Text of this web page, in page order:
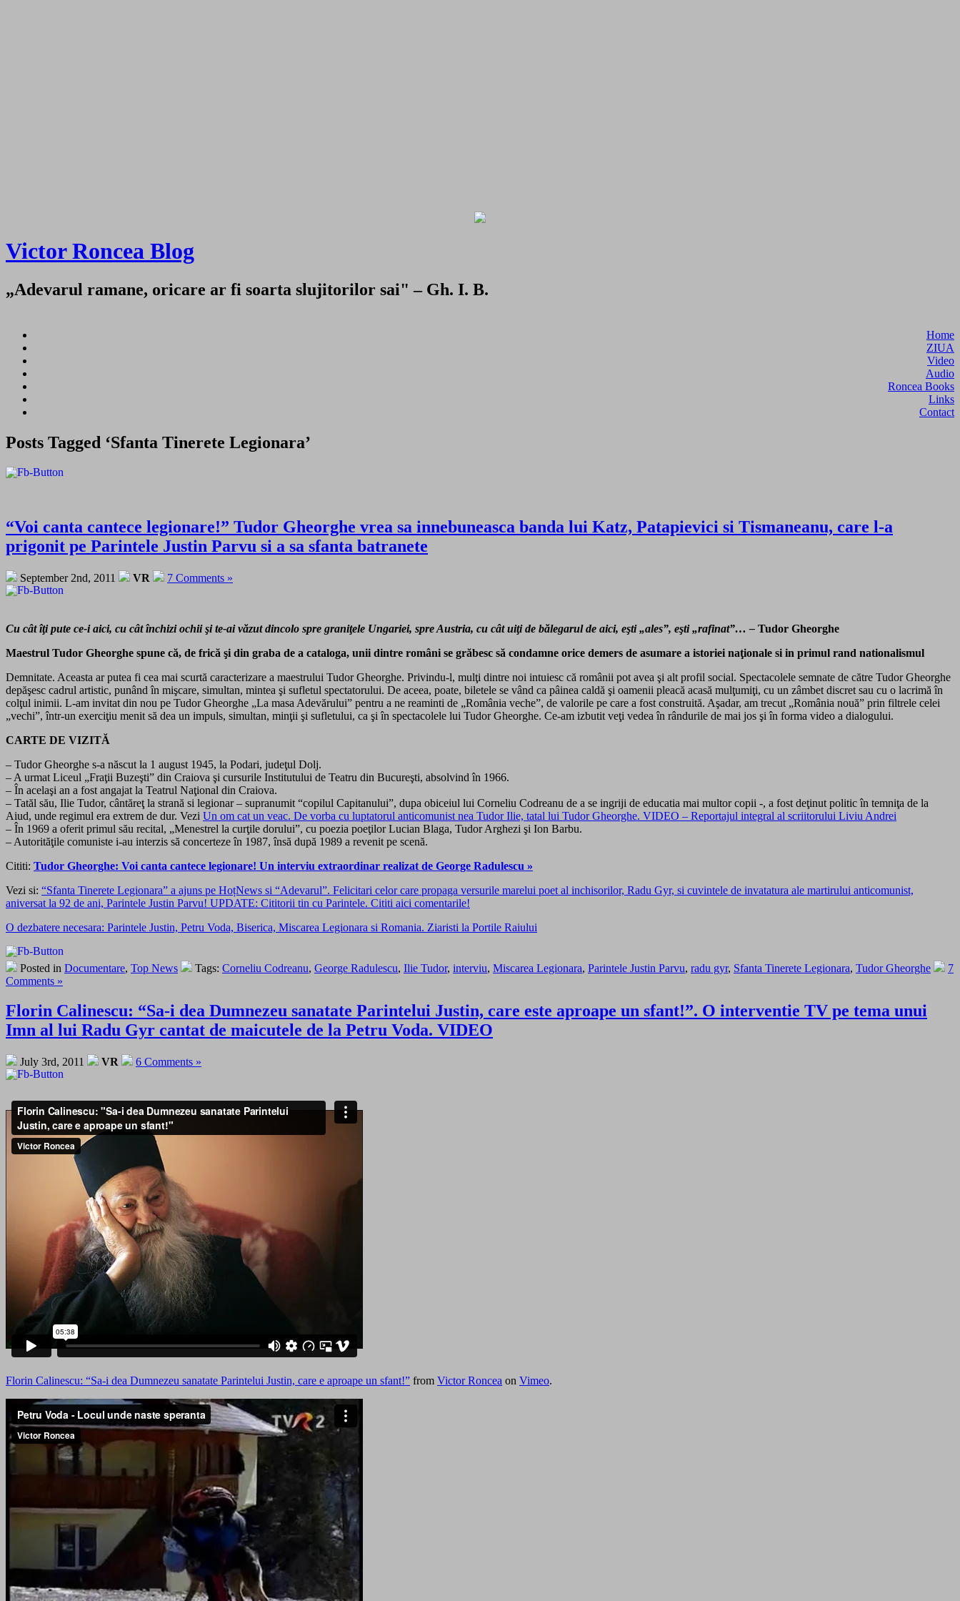
Victor Roncea Blog
„Adevarul ramane, oricare ar fi soarta slujitorilor sai" – Gh. I. B.
Home
ZIUA
Video
Audio
Roncea Books
Links
Contact
Posts Tagged ‘Sfanta Tinerete Legionara’
“Voi canta cantece legionare!” Tudor Gheorghe vrea sa innebuneasca banda lui Katz, Patapievici si Tismaneanu, care l-a
prigonit pe Parintele Justin Parvu si a sa sfanta batranete
September 2nd, 2011 VR 7 Comments »
Cu cât îţi pute ce-i aici, cu cât închizi ochii şi te-ai văzut dincolo spre graniţele Ungariei, spre Austria, cu cât uiţi de bălegarul de aici, eşti „ales”, eşti „rafinat”… – Tudor Gheorghe
Maestrul Tudor Gheorghe spune că, de frică şi din graba de a cataloga, unii dintre români se grăbesc să condamne orice demers de asumare a istoriei naţionale si in primul rand nationalismul
Demnitate. Aceasta ar putea fi cea mai scurtă caracterizare a maestrului Tudor Gheorghe. Privindu-l, mulţi dintre noi intuiesc că românii pot avea şi alt profil social. Spectacolele semnate de către Tudor Gheorghe
depăşesc cadrul artistic, punând în mişcare, simultan, mintea şi sufletul spectatorului. De aceea, poate, biletele se vând ca pâinea caldă şi oamenii pleacă acasă mulţumiţi, cu un zâmbet discret sau cu o lacrimă în
colţul inimii. L-am invitat din nou pe Tudor Gheorghe „La masa Adevărului” pentru a ne reaminti de „România veche”, de valorile pe care a fost construită. Aşadar, am trecut „România nouă” prin filtrele celei
„vechi”, într-un exerciţiu menit să dea un impuls, simultan, minţii şi sufletului, ca şi în spectacolele lui Tudor Gheorghe. Ce-am izbutit veţi vedea în rândurile de mai jos şi în forma video a dialogului.
CARTE DE VIZITĂ
– Tudor Gheorghe s-a născut la 1 august 1945, la Podari, judeţul Dolj.
– A urmat Liceul „Fraţii Buzeşti” din Craiova şi cursurile Institutului de Teatru din Bucureşti, absolvind în 1966.
– În acelaşi an a fost angajat la Teatrul Naţional din Craiova.
– Tatăl său, Ilie Tudor, cântăreţ la strană si legionar – supranumit “copilul Capitanului”, dupa obiceiul lui Corneliu Codreanu de a se ingriji de educatia mai multor copii -, a fost deţinut politic în temniţa de la
Aiud, unde regimul era extrem de dur. Vezi Un om cat un veac. De vorba cu luptatorul anticomunist nea Tudor Ilie, tatal lui Tudor Gheorghe. VIDEO – Reportajul integral al scriitorului Liviu Andrei
– În 1969 a oferit primul său recital, „Menestrel la curţile dorului”, cu poezia poeţilor Lucian Blaga, Tudor Arghezi şi Ion Barbu.
– Autorităţile comuniste i-au interzis să concerteze în 1987, însă după 1989 a revenit pe scenă.
Cititi: Tudor Gheorghe: Voi canta cantece legionare! Un interviu extraordinar realizat de George Radulescu »
Vezi si: “Sfanta Tinerete Legionara” a ajuns pe HoțNews si “Adevarul”. Felicitari celor care propaga versurile marelui poet al inchisorilor, Radu Gyr, si cuvintele de invatatura ale martirului anticomunist,
aniversat la 92 de ani, Parintele Justin Parvu! UPDATE: Cititorii tin cu Parintele. Cititi aici comentarile!
O dezbatere necesara: Parintele Justin, Petru Voda, Biserica, Miscarea Legionara si Romania. Ziaristi la Portile Raiului
Posted in Documentare, Top News Tags: Corneliu Codreanu, George Radulescu, Ilie Tudor, interviu, Miscarea Legionara, Parintele Justin Parvu, radu gyr, Sfanta Tinerete Legionara, Tudor Gheorghe
7
Comments »
Florin Calinescu: “Sa-i dea Dumnezeu sanatate Parintelui Justin, care este aproape un sfant!”. O interventie TV pe tema unui
Imn al lui Radu Gyr cantat de maicutele de la Petru Voda. VIDEO
July 3rd, 2011 VR 6 Comments »
Florin Calinescu: “Sa-i dea Dumnezeu sanatate Parintelui Justin, care e aproape un sfant!” from Victor Roncea on Vimeo.